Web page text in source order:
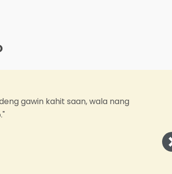
kahit saan, wala nang